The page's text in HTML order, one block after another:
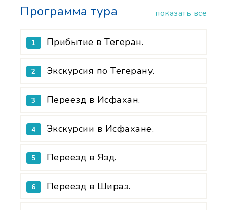
Программа тура показать все
1 Прибытие в Тегеран.
2 Экскурсия по Тегерану.
3 Переезд в Исфахан.
4 Экскурсии в Исфахане.
5 Переезд в Язд.
6 Переезд в Шираз.